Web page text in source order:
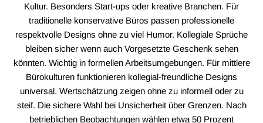
Kultur. Besonders Start-ups oder kreative Branchen. Für
traditionelle konservative Büros passen professionelle
respektvolle Designs ohne zu viel Humor. Kollegiale Sprüche
bleiben sicher wenn auch Vorgesetzte Geschenk sehen
könnten. Wichtig in formellen Arbeitsumgebungen. Für mittlere
Bürokulturen funktionieren kollegial-freundliche Designs
universal. Wertschätzung zeigen ohne zu informell oder zu
steif. Die sichere Wahl bei Unsicherheit über Grenzen. Nach
betrieblichen Beobachtungen wählen etwa 50 Prozent